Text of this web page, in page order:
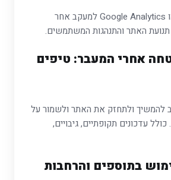
השתמש בכלים כמו Google Analytics למעקב אחר
האתר והתנהגות המשתמשים.
אחרי המעבר: טיפים
להמשיך ולתחזק את האתר ולשמור על
עדכונים תקופתיים, גיבויים,
בתוספים והרחבות